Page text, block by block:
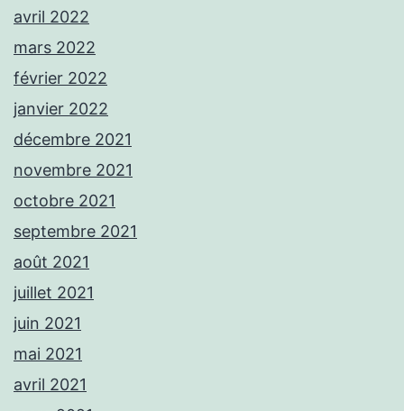
avril 2022
mars 2022
février 2022
janvier 2022
décembre 2021
novembre 2021
octobre 2021
septembre 2021
août 2021
juillet 2021
juin 2021
mai 2021
avril 2021